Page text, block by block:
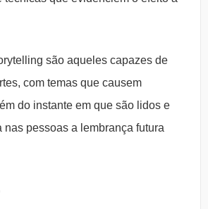
são aqueles capazes de
com temas que causem
do instante em que são lidos e
nas pessoas a lembrança futura